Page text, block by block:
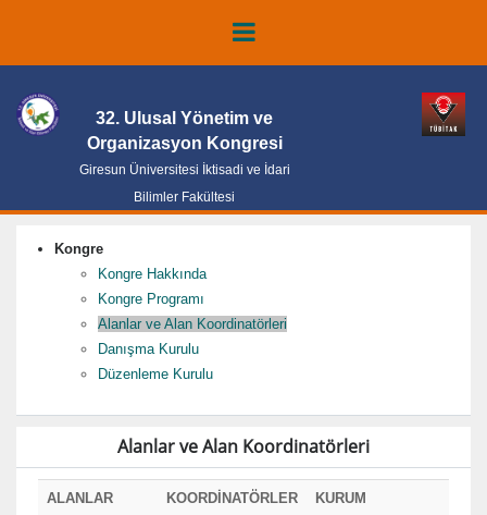
32. Ulusal Yönetim ve
Organizasyon Kongresi
Giresun Üniversitesi İktisadi ve İdari
Bilimler Fakültesi
Kongre
Kongre Hakkında
Kongre Programı
Alanlar ve Alan Koordinatörleri
Danışma Kurulu
Düzenleme Kurulu
Alanlar ve Alan Koordinatörleri
ALANLAR KOORDİNATÖRLER KURUM